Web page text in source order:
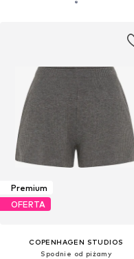
Premium
OFERTA
COPENHAGEN STUDIOS
Spodnie od piżamy